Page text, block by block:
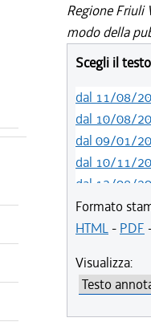
Regione Friuli
modo della
Scegli il
dal 11/08/
dal 10/08/
dal 09/01/
dal 10/11/
dal 13/08/
dal 11/08/
dal 19/02/
Formato
HTML- PDF
Visualizza: